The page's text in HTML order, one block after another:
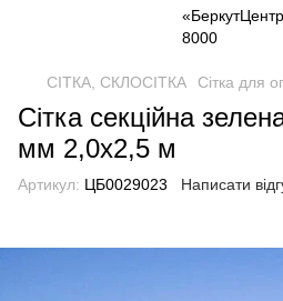
СІТКА, СКЛОСІТКА Сітка для
Сітка секційна
мм 2,0х2,5 м
Артикул: ЦБ0029023 Написати